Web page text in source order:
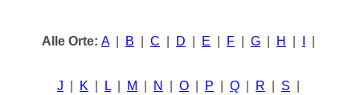
Alle Orte: A| B C D E F G H
J K L M N O P Q R S